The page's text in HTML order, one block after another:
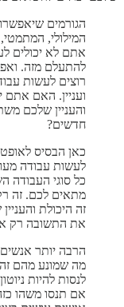
הגורמים
המילולי,
אתם לא יכולים
להתעלם מזה.
רוצים לעשות
ועניין. האם אתם
והעניין שלכם
חדשים?
כאן הבסיס
לעשות עבודה
כל סוגי
מתאים לכם. זה
זה היכולת
את התשובה רק
הרבה יותר
מה שמונע מהם זה
לנסות להיות
אם תנסו משהו